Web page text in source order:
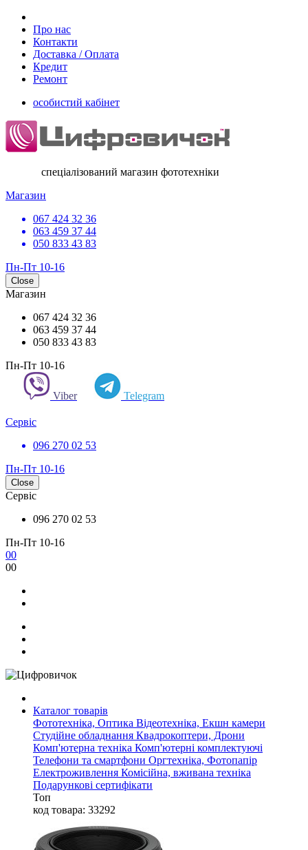
Про нас
Контакти
Доставка / Оплата
Кредит
Ремонт
особистий кабінет
спеціалізований магазин фототехніки
Магазин
067 424 32 36
063 459 37 44
050 833 43 83
Пн-Пт 10-16
Close
Магазин
067 424 32 36
063 459 37 44
050 833 43 83
Пн-Пт 10-16
Viber Telegram
Сервіс
096 270 02 53
Пн-Пт 10-16
Close
Сервіс
096 270 02 53
Пн-Пт 10-16
00
00
Каталог товарів
Фототехніка, Оптика Відеотехніка, Екшн камери
Студійне обладнання Квадрокоптери, Дрони
Комп'ютерна техніка Комп'ютерні комплектуючі
Телефони та смартфони Оргтехніка, Фотопапір
Електроживлення Комісійна, вживана техніка
Подарункові сертифікати
Топ
код товара: 33292